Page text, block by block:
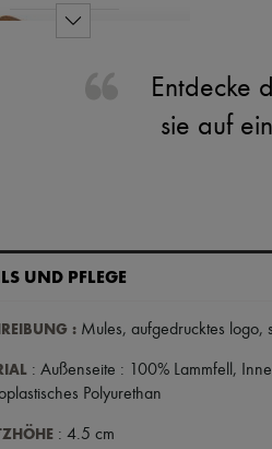
Entdecke
sie auf
UND PFLEGE
: Mules, aufgedrucktes logo,
: Außenseite : 100% Lammfell,
Polyurethan
: 4.5 cm